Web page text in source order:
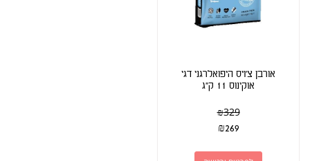
אורבן צ'ויס היפואלרגני דגי
אוקינוס 11 ק"ג
₪329
₪269